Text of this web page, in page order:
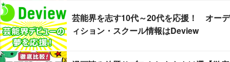
芸能界を志す10代～20代を応援！ オーデ
ィション・スクール情報はDeview